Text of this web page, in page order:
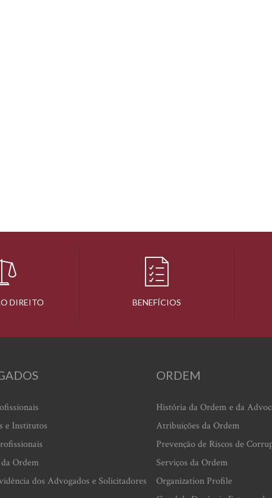
DIREITO BENEFÍCIOS
e Institutos
Ordem
dos Advogados e Solicitadores
ORDEM
História da Ordem e da
Atribuições da Ordem
Prevenção de Riscos de
Serviços da Ordem
Organization Profile